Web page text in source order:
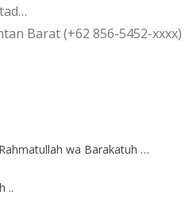
Barat (+62 856-5452-xxxx)
wa Barakatuh …
..